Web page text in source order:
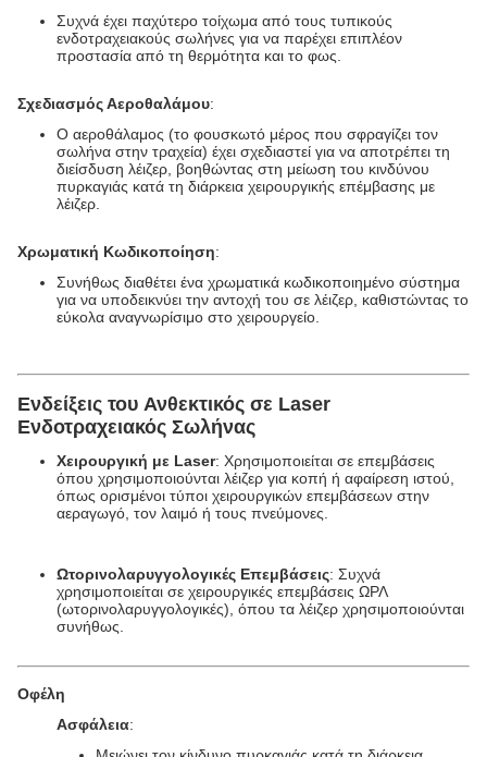
Συχνά έχει παχύτερο τοίχωμα από τους τυπικούς
ενδοτραχειακούς σωλήνες για να παρέχει επιπλέον
προστασία από τη θερμότητα και το φως.
Σχεδιασμός Αεροθαλάμου:
Ο αεροθάλαμος (το φουσκωτό μέρος που σφραγίζει τον
σωλήνα στην τραχεία) έχει σχεδιαστεί για να αποτρέπει τη
διείσδυση λέιζερ, βοηθώντας στη μείωση του κινδύνου
πυρκαγιάς κατά τη διάρκεια χειρουργικής επέμβασης με
λέιζερ.
Χρωματική Κωδικοποίηση:
Συνήθως διαθέτει ένα χρωματικά κωδικοποιημένο σύστημα
για να υποδεικνύει την αντοχή του σε λέιζερ, καθιστώντας το
εύκολα αναγνωρίσιμο στο χειρουργείο.
Ενδείξεις του Ανθεκτικός σε Laser
Ενδοτραχειακός Σωλήνας
Χειρουργική με Laser: Χρησιμοποιείται σε επεμβάσεις
όπου χρησιμοποιούνται λέιζερ για κοπή ή αφαίρεση ιστού,
όπως ορισμένοι τύποι χειρουργικών επεμβάσεων στην
αεραγωγό, τον λαιμό ή τους πνεύμονες.
Ωτορινολαρυγγολογικές Επεμβάσεις: Συχνά
χρησιμοποιείται σε χειρουργικές επεμβάσεις ΩΡΛ
(ωτορινολαρυγγολογικές), όπου τα λέιζερ χρησιμοποιούνται
συνήθως.
Οφέλη
Ασφάλεια: